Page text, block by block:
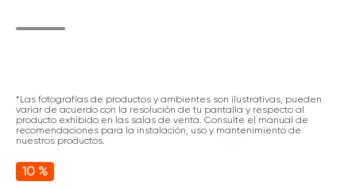
*Las fotografías de productos y ambientes son ilustrativas, pueden
variar de acuerdo con la resolución de tu pantalla y respecto al
producto exhibido en las salas de venta. Consulte el manual de
recomendaciones para la instalación, uso y mantenimiento de
nuestros productos.
10 %